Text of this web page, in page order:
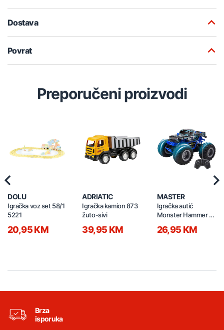
Dostava
Povrat
Preporučeni proizvodi
DOLU
Igračka voz set 58/1
5221
20,95 KM
ADRIATIC
Igračka kamion 873
žuto-sivi
39,95 KM
MASTER
Igračka autić
Monster Hammer na
21790029
26,95 KM
Brza
isporuka